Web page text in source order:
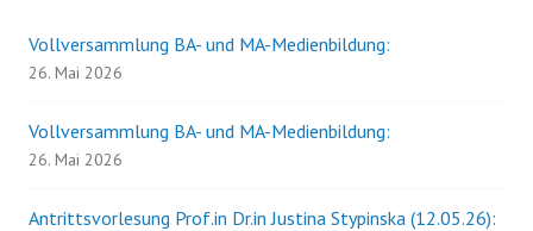
Vollversammlung BA- und MA-Medienbildung:
26. Mai 2026
Vollversammlung BA- und MA-Medienbildung:
26. Mai 2026
Antrittsvorlesung Prof.in Dr.in Justina Stypinska (12.05.26):